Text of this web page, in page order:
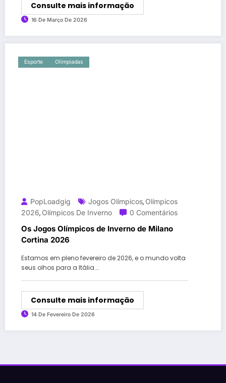
Consulte mais informação
16 De Março De 2026
Esporte Olimpiadas
PopLoadgig Jogos Olímpicos, Olímpicos
2026, Olímpicos De Inverno 0 Comentários
Os Jogos Olímpicos de Inverno de Milano
Cortina 2026
Estamos em pleno fevereiro de 2026, e o mundo volta
seus olhos para a Itália.…
Consulte mais informação
14 De Fevereiro De 2026